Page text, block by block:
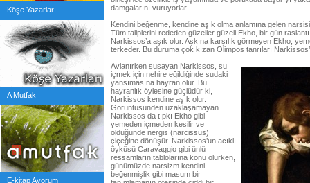
Köşe Yazarları
A Mutfak
E-kitap Ayorum
damgalarını vuruyorlar.
Kendini beğenme, kendine aşık olma anlamına gelen
Tüm taliplerini rededen güzeller güzeli Ekho, bir gün raslantı
Narkissos’a aşık olur. Aşkına karşılık görmeyen Ekho,
terkeder. Bu duruma çok kızan Olimpos tanrıları
Avlanırken susayan Narkissos, su
içmek için nehire eğildiğinde sudaki
yansımasına hayran olur. Bu
hayranlık öylesine güçlüdür ki,
Narkissos kendine aşık olur.
Görüntüsünden uzaklaşamayan
Narkissos da tıpkı Ekho gibi
yemeden içmeden kesilir ve
öldüğünde nergis (narcissus)
çiçeğine dönüşür. Narkissos’un acıklı
öyküsü Caravaggio gibi ünlü
ressamların tablolarına konu olurken,
günümüzde narsizm kendini
beğenmişlik gibi masum bir